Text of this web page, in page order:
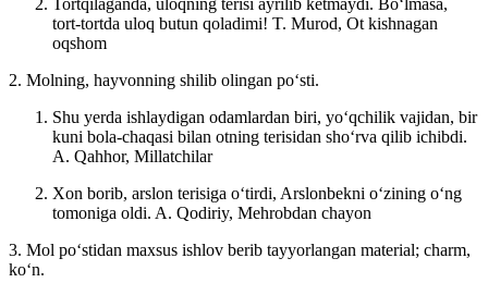
tort-tortda uloq butun qoladimi! T. Murod, Ot kishnagan
oqshom
2. Molning, hayvonning shilib olingan poʻsti.
Shu yerda ishlaydigan odamlardan biri, yoʻqchilik vajidan, bir
kuni bola-chaqasi bilan otning terisidan shoʻrva qilib ichibdi.
A. Qahhor, Millatchilar
Xon borib, arslon terisiga oʻtirdi, Arslonbekni oʻzining oʻng
tomoniga oldi. A. Qodiriy, Mehrobdan chayon
3. Mol poʻstidan maxsus ishlov berib tayyorlangan material; charm,
koʻn.